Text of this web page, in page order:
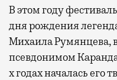
В этом году
дня рождения
Михаила Румянцева,
псевдонимом
х годах началась его